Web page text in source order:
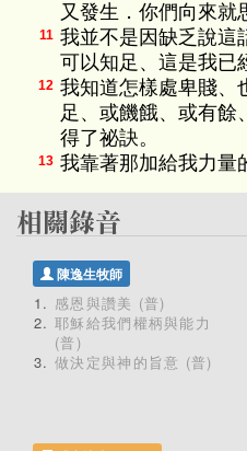
又發生．你們向來就
11 我並不是因缺乏說這
可以知足、這是我已
12 我知道怎樣處卑賤、
足、或饑餓、或有餘
得了祕訣。
13 我靠著那加給我力量
陳逸生牧師
感恩與讚美 (普)
耶穌給我們權柄與能力
(普)
做決定與神的旨意 (普)